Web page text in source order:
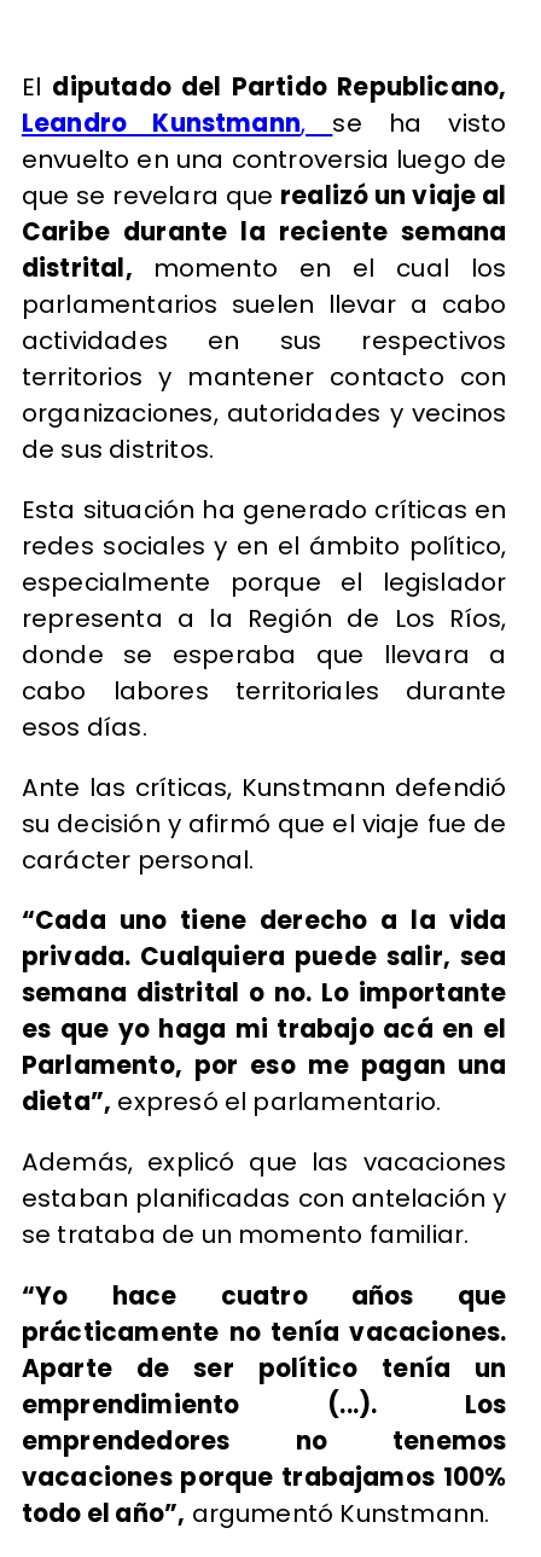
El diputado del Partido Republicano,
Leandro Kunstmann, se ha visto
envuelto en una controversia luego de
que se revelara que realizó un viaje al
Caribe durante la reciente semana
distrital, momento en el cual los
parlamentarios suelen llevar a cabo
actividades en sus respectivos
territorios y mantener contacto con
organizaciones, autoridades y vecinos
de sus distritos.
Esta situación ha generado críticas en
redes sociales y en el ámbito político,
especialmente porque el legislador
representa a la Región de Los Ríos,
donde se esperaba que llevara a
cabo labores territoriales durante
esos días.
Ante las críticas, Kunstmann defendió
su decisión y afirmó que el viaje fue de
carácter personal.
“Cada uno tiene derecho a la vida
privada. Cualquiera puede salir, sea
semana distrital o no. Lo importante
es que yo haga mi trabajo acá en el
Parlamento, por eso me pagan una
dieta”, expresó el parlamentario.
Además, explicó que las vacaciones
estaban planificadas con antelación y
se trataba de un momento familiar.
“Yo hace cuatro años que
prácticamente no tenía vacaciones.
Aparte de ser político tenía un
emprendimiento (...). Los
emprendedores no tenemos
vacaciones porque trabajamos 100%
todo el año”, argumentó Kunstmann.